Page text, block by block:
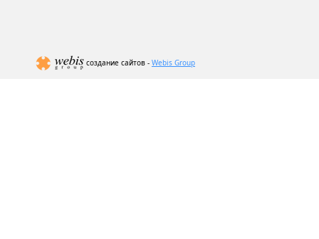
создание сайтов - Webis Group